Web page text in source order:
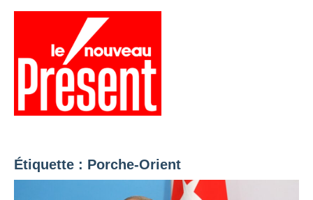
Aller
Étiquette : Porche-Orient